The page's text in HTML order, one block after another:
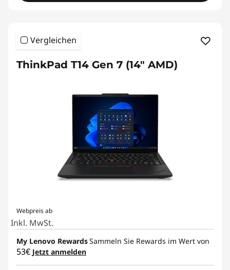
Vergleichen
ThinkPad T14 Gen 7 (14" AMD)
Webpreis ab
Inkl. MwSt.
My Lenovo RewardsSammeln Sie Rewards im Wert von
53€ Jetzt anmelden